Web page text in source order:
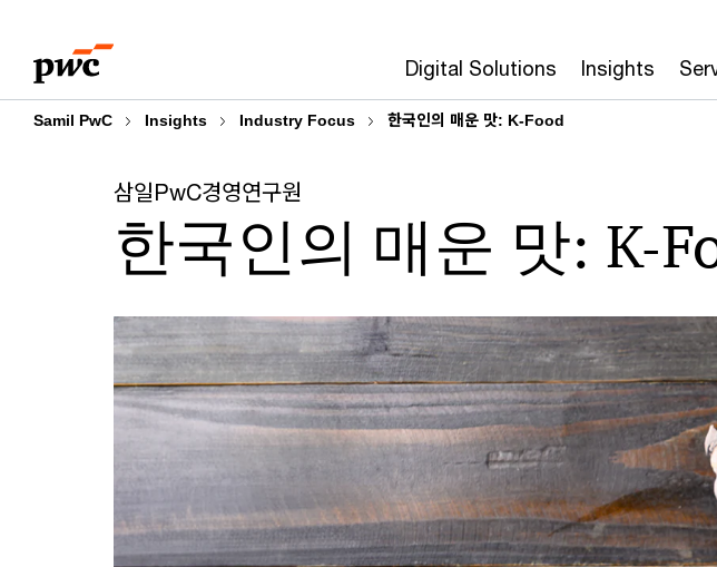
content
footer
Digital Solutions Insights
Samil PwC Insights Industry Focus 한국인의 매운 맛: K-Food
삼일PwC경영연구원
한국인의 매운 맛: K-